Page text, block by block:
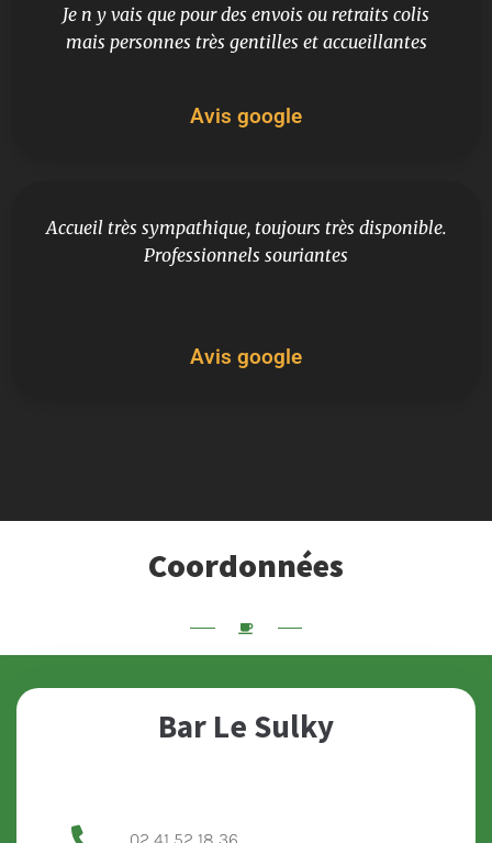
Je n y vais que pour des envois ou retraits colis
mais personnes très gentilles et accueillantes
Avis google
Accueil très sympathique, toujours très disponible.
Professionnels souriantes
Avis google
Coordonnées
Bar Le Sulky